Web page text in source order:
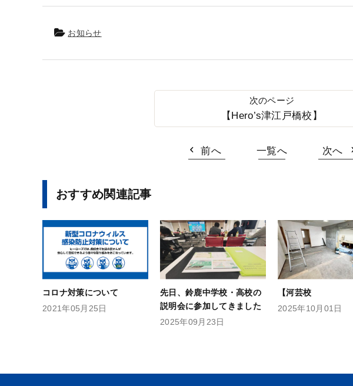
お知らせ
【Hero’s津江戸橋校】
前へ 一覧へ 次へ
おすすめ関連記事
コロナ対策について
2021年05月25日
先日、鈴鹿中学校・高校の
説明会に参加してきました
2025年09月23日
【河芸校
2025年10月01日